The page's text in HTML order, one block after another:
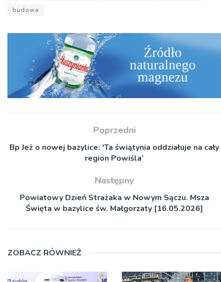
budowa
Poprzedni
Bp Jeż o nowej bazylice: 'Ta świątynia oddziałuje na cały
region Powiśla’
Następny
Powiatowy Dzień Strażaka w Nowym Sączu. Msza
Święta w bazylice św. Małgorzaty [16.05.2026]
ZOBACZ RÓWNIEŻ